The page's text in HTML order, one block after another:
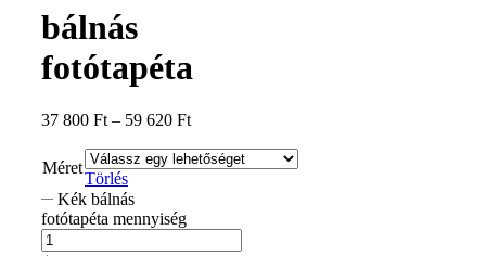
bálnás
fotótapéta
37 800 Ft – 59 620 Ft
Méret
Törlés
Kék bálnás
fotótapéta mennyiség